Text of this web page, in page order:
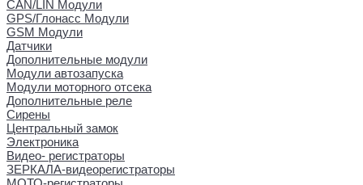
CAN/LIN Модули
GPS/Глонасс Модули
GSM Модули
Датчики
Дополнительные модули
Модули автозапуска
Модули моторного отсека
Дополнительные реле
Сирены
Центральный замок
Электроника
Видео- регистраторы
ЗЕРКАЛА-видеорегистраторы